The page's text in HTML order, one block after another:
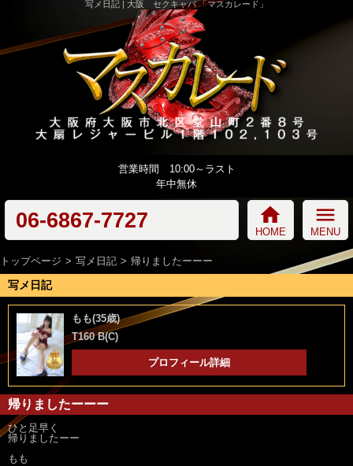
写メ日記 | 大阪 セクキャバ 「マスカレード」
営業時間 10:00～ラスト
年中無休
06-6867-7727 home
HOME
menu
MENU
トップページ 写メ日記 帰りましたーーー
写メ日記
もも(35歳)
T160 B(C)
プロフィール詳細
帰りましたーーー
ひと足早く
帰りましたーー
もも